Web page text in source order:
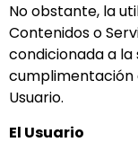
No obstante, la
Contenidos o
condicionada a
cumplimentación
Usuario.
El Usuario